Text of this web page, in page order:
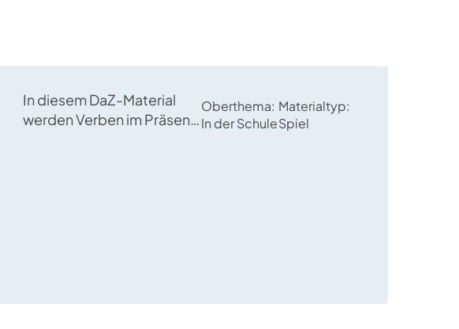
In diesem DaZ-Material
werden Verben im Präsens
Oberthema
In der Schule
Materialtyp
Spiel